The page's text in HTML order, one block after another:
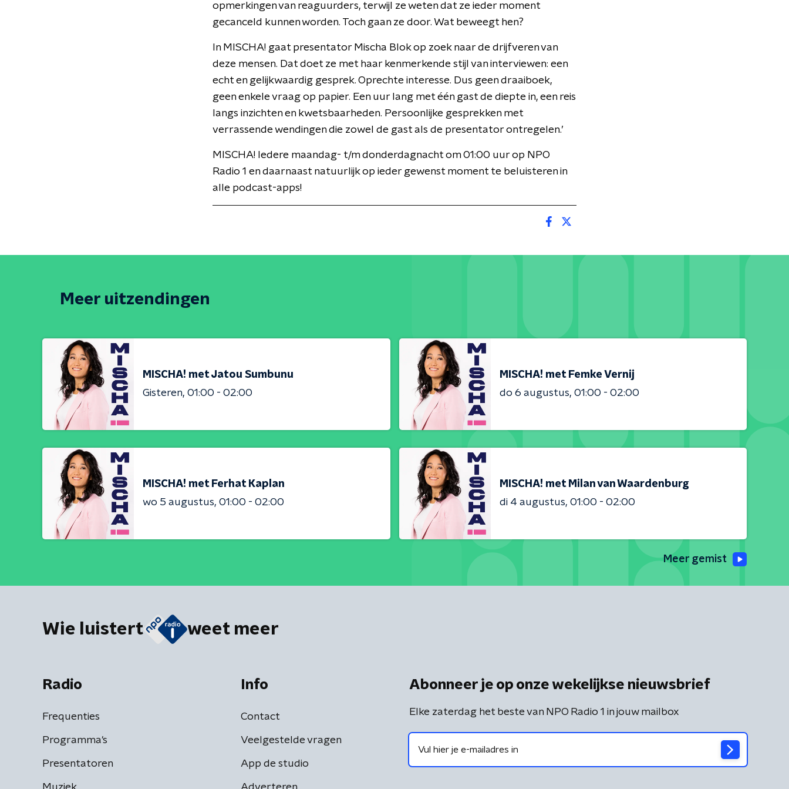
opmerkingen van reaguurders, terwijl ze weten dat ze ieder moment
gecanceld kunnen worden. Toch gaan ze door. Wat beweegt hen?
In MISCHA! gaat presentator Mischa Blok op zoek naar de drijfveren van
deze mensen. Dat doet ze met haar kenmerkende stijl van interviewen: een
echt en gelijkwaardig gesprek. Oprechte interesse. Dus geen draaiboek,
geen enkele vraag op papier. Een uur lang met één gast de diepte in, een reis
langs inzichten en kwetsbaarheden. Persoonlijke gesprekken met
verrassende wendingen die zowel de gast als de presentator ontregelen.’
MISCHA! Iedere maandag- t/m donderdagnacht om 01:00 uur op NPO
Radio 1 en daarnaast natuurlijk op ieder gewenst moment te beluisteren in
alle podcast-apps!
Meer uitzendingen
MISCHA! met Jatou Sumbunu
Gisteren 01:00 - 02:00
MISCHA! met Femke Vernij
do 6 augustus 01:00 - 02:00
MISCHA! met Ferhat Kaplan
wo 5 augustus 01:00 - 02:00
MISCHA! met Milan van Waardenburg
di 4 augustus 01:00 - 02:00
Meer gemist
Wie luistert weet meer
Radio
Frequenties
Programma's
Presentatoren
Info
Contact
Veelgestelde vragen
App de studio
Abonneer je op onze wekelijkse nieuwsbrief
Elke zaterdag het beste van NPO Radio 1 in jouw mailbox